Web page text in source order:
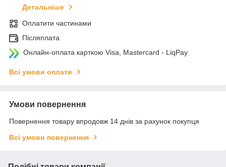
Детальніше
Оплатити частинами
Післяплата
Онлайн-оплата карткою Visa, Mastercard - LiqPay
Всі умови оплати
Умови повернення
Повернення товару впродовж 14 днів за рахунок покупця
Всі умови повернення